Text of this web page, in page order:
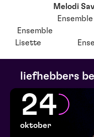
Melodi
Ensemble
Lisette
liefhebbers
24
oktober